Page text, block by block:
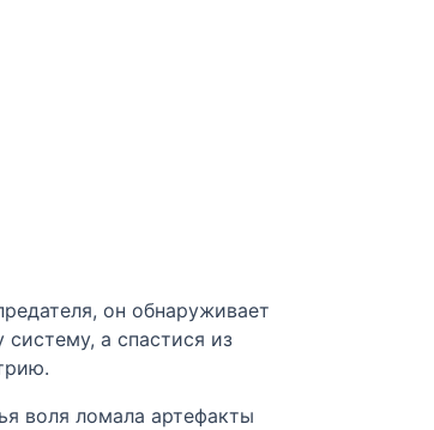
он обнаруживает
а спастися из
воля ломала артефакты